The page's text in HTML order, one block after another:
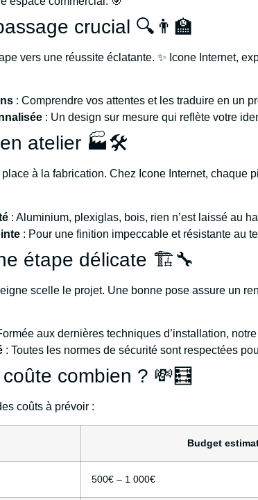
crucial 🔍👨‍🏫
vers une réussite éclatante. ✨ Icone Internet,
: Comprendre vos attentes et les traduire en un
: Un design sur mesure qui reflète votre
atelier 🏭🛠️
à la fabrication. Chez Icone Internet, chaque
: Aluminium, plexiglas, bois, rien n’est laissé au
: Pour une finition impeccable et résistante au
étape délicate 🏗️🔧
scelle le projet. Une bonne pose assure un
aux dernières techniques d’installation,
: Toutes les normes de sécurité sont respectées
combien ? 💸🧮
coûts à prévoir :
Budget
500€ – 1 000€